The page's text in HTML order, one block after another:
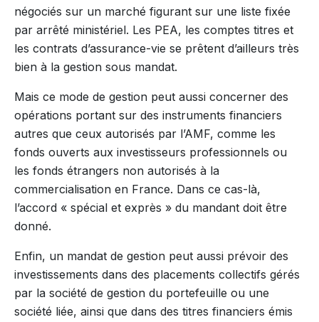
négociés sur un marché figurant sur une liste fixée
par arrêté ministériel. Les PEA, les comptes titres et
les contrats d’assurance-vie se prêtent d’ailleurs très
bien à la gestion sous mandat.
Mais ce mode de gestion peut aussi concerner des
opérations portant sur des instruments financiers
autres que ceux autorisés par l’AMF, comme les
fonds ouverts aux investisseurs professionnels ou
les fonds étrangers non autorisés à la
commercialisation en France. Dans ce cas-là,
l’accord « spécial et exprès » du mandant doit être
donné.
Enfin, un mandat de gestion peut aussi prévoir des
investissements dans des placements collectifs gérés
par la société de gestion du portefeuille ou une
société liée, ainsi que dans des titres financiers émis